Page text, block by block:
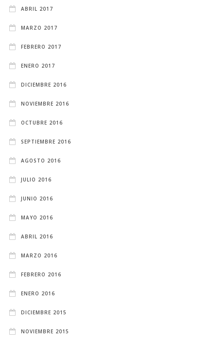
ABRIL 2017
MARZO 2017
FEBRERO 2017
ENERO 2017
DICIEMBRE 2016
NOVIEMBRE 2016
OCTUBRE 2016
SEPTIEMBRE 2016
AGOSTO 2016
JULIO 2016
JUNIO 2016
MAYO 2016
ABRIL 2016
MARZO 2016
FEBRERO 2016
ENERO 2016
DICIEMBRE 2015
NOVIEMBRE 2015